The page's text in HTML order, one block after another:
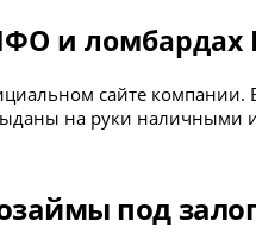
и ломбардах
сайте компании.
на руки наличными
под